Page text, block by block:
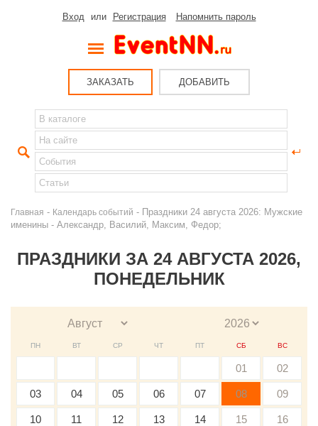
Вход или Регистрация Напомнить пароль
ЗАКАЗАТЬ ДОБАВИТЬ
Главная - Календарь событий - Праздники 24 августа 2026: Мужские
именины - Александр, Василий, Максим, Федор;
ПРАЗДНИКИ ЗА 24 АВГУСТА 2026,
ПОНЕДЕЛЬНИК
ПН ВТ СР ЧТ ПТ СБ ВС
01 02
03 04 05 06 07 08 09
10 11 12 13 14 15 16